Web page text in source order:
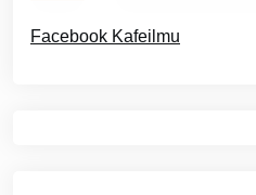
Facebook Kafeilmu